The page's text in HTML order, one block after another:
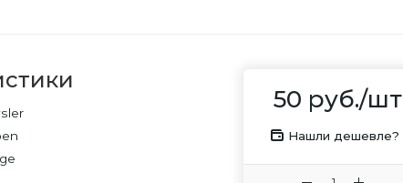
50 руб./шт
Нашли дешевле?